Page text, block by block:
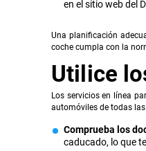
en el sitio web del
Una planificación
coche cumpla con la
Utilice
Los servicios en línea
automóviles de todas
Comprueba los
caducado, lo que